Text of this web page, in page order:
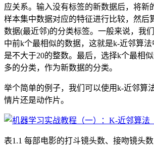
应关系。输入没有标签的新数据后，将新
样本集中数据对应的特征进行比较，然后
数据(最近邻)的分类标签。一般来说，我
中前k个最相似的数据，这就是k-近邻算
是不大于20的整数。最后，选择k个最相
多的分类，作为新数据的分类。
举个简单的例子，我们可以使用k-近邻算
情片还是动作片。
表1.1 每部电影的打斗镜头数、接吻镜头